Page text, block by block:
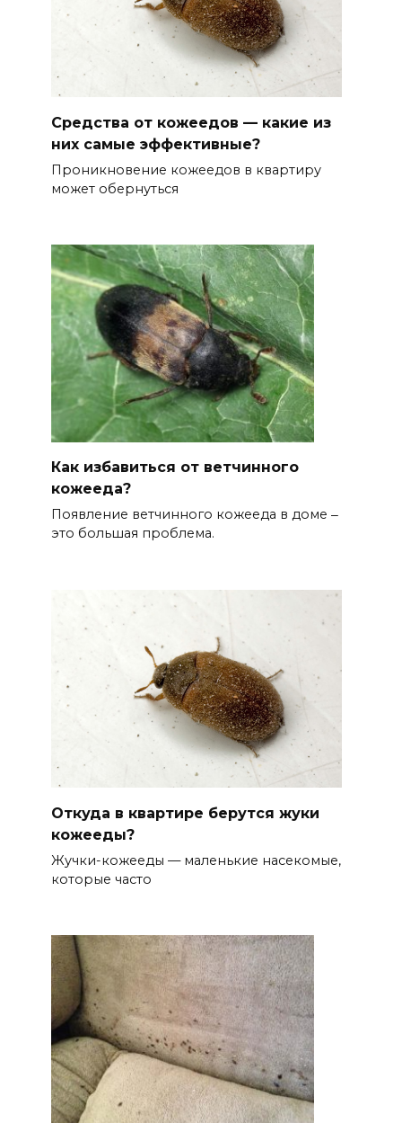
Средства от кожеедов — какие из
них самые эффективные?
Проникновение кожеедов в квартиру
может обернуться
Как избавиться от ветчинного
кожееда?
Появление ветчинного кожееда в доме ‒
это большая проблема.
Откуда в квартире берутся жуки
кожееды?
Жучки-кожееды — маленькие насекомые,
которые часто